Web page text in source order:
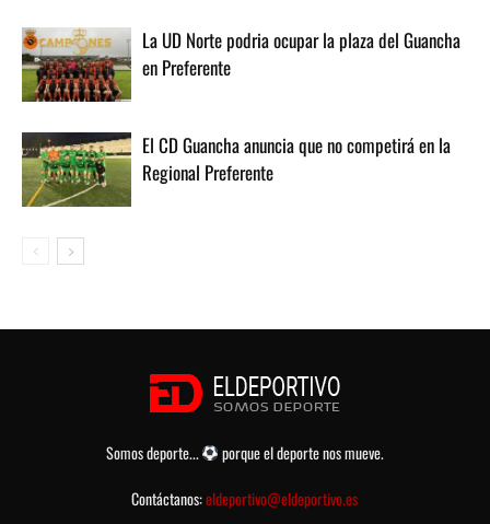
La UD Norte podria ocupar la plaza del Guancha
en Preferente
El CD Guancha anuncia que no competirá en la
Regional Preferente
Somos deporte...
porque el deporte nos mueve.
Contáctanos:eldeportivo@eldeportivo.es